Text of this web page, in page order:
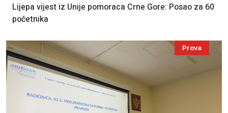
Lijepa vijest iz Unije pomoraca Crne Gore: Posao za 60
početnika
Prova